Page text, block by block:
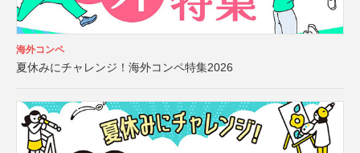
海外コンペ
夏休みにチャレンジ！海外コンペ特集2026